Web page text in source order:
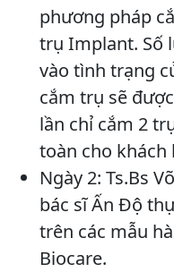
phương pháp
trụ Implant. Số
vào tình trạng
cắm trụ sẽ
lần chỉ cắm 2
toàn cho khách
Ngày 2: Ts.Bs
bác sĩ Ấn Độ
trên các mẫu
Biocare.